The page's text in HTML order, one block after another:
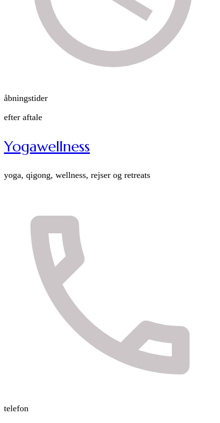
åbningstider
efter aftale
Yogawellness
yoga, qigong, wellness, rejser og retreats
telefon